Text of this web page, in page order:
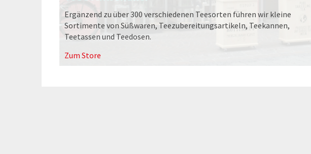
Ergänzend zu über 300 verschiedenen Teesorten führen wir kleine
Sortimente von Süßwaren, Teezubereitungsartikeln, Teekannen,
Teetassen und Teedosen.
Zum Store